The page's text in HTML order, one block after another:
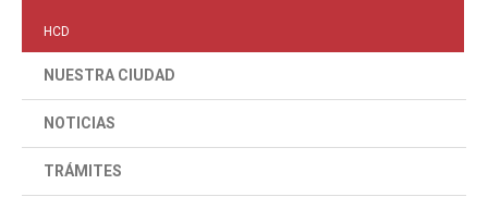
HCD
NUESTRA CIUDAD
NOTICIAS
TRÁMITES